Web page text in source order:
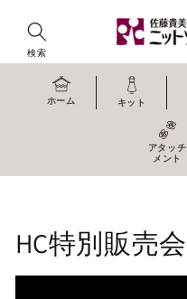
ンツに
進む
検索
ホーム キット
アタッチ
メント
コ
レ
HC特別販売会